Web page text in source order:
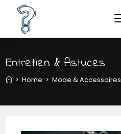
Entretien & Astuces
> Home > Mode & Accessoires